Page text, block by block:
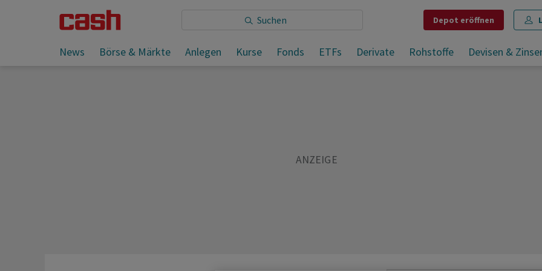
Depot eröffnen
News Börse & Märkte Anlegen Kurse Fonds ETFs Derivate Rohstoffe Devisen &
Sie lesen: Wochenvorschau Schweiz ab 14.03.2024
Teilen Merken Drucken Kommentare